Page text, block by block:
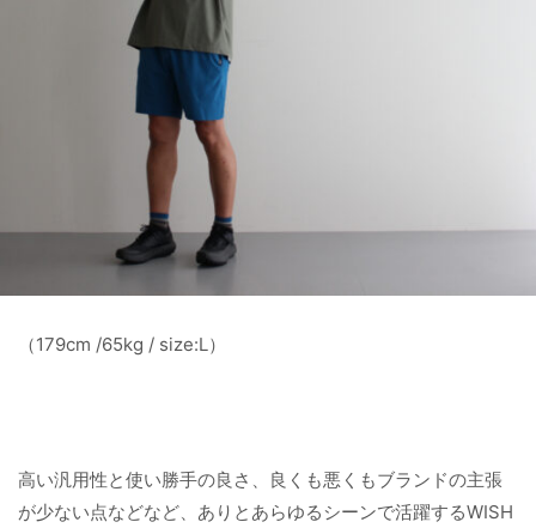
（179cm /65kg / size:L）
高い汎用性と使い勝手の良さ、良くも悪くもブランドの主張
が少ない点などなど、ありとあらゆるシーンで活躍するWISH